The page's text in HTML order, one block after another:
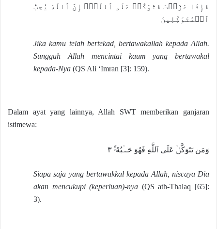
فَإِذَا عَزَمۡتَ فَتَوَكَّلۡ عَلَى ٱللَّهِۚ إِنَّ ٱللَّهَ يُحِبُّ
ٱلۡمُتَوَكِّلِينَ
Jika kamu telah bertekad, bertawakallah kepada Allah.
Sungguh Allah mencintai kaum yang bertawakal
kepada-Nya (QS Ali ‘Imran [3]: 159).
Dalam ayat yang lainnya, Allah SWT memberikan ganjaran
istimewa:
وَمَن يَتَوَكَّلۡ عَلَى ٱللَّهِ فَهُوَ حَسۡبُهُۥٓۚ ٣
Siapa saja yang bertawakkal kepada Allah, niscaya Dia
akan mencukupi (keperluan)-nya (QS ath-Thalaq [65]:
3).